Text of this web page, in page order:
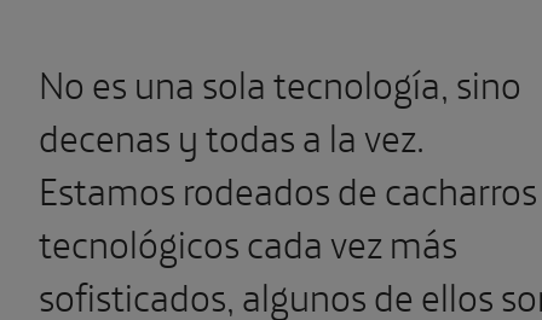
No es una sola tecnología, sino
decenas y todas a la vez.
Estamos rodeados de cacharros
tecnológicos cada vez más
sofisticados, algunos de ellos